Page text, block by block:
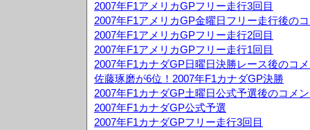
2007年F1アメリカGPフリー走行3回目
2007年F1アメリカGP金曜日フリー走行後の
2007年F1アメリカGPフリー走行2回目
2007年F1アメリカGPフリー走行1回目
2007年F1カナダGP日曜日決勝レース後のコ
佐藤琢磨が6位！2007年F1カナダGP決勝
2007年F1カナダGP土曜日公式予選後のコメ
2007年F1カナダGP公式予選
2007年F1カナダGPフリー走行3回目